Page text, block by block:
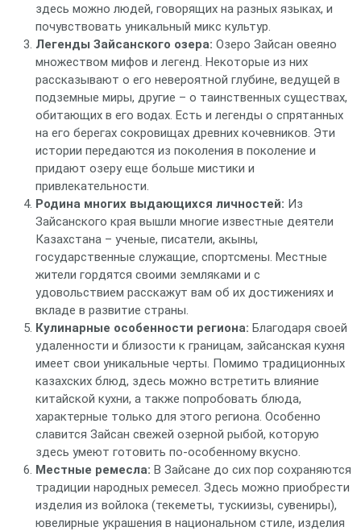
здесь можно людей, говорящих на разных языках, и
почувствовать уникальный микс культур.
Легенды Зайсанского озера: Озеро Зайсан овеяно
множеством мифов и легенд. Некоторые из них
рассказывают о его невероятной глубине, ведущей в
подземные миры, другие – о таинственных существах,
обитающих в его водах. Есть и легенды о спрятанных
на его берегах сокровищах древних кочевников. Эти
истории передаются из поколения в поколение и
придают озеру еще больше мистики и
привлекательности.
Родина многих выдающихся личностей: Из
Зайсанского края вышли многие известные деятели
Казахстана – ученые, писатели, акыны,
государственные служащие, спортсмены. Местные
жители гордятся своими земляками и с
удовольствием расскажут вам об их достижениях и
вкладе в развитие страны.
Кулинарные особенности региона: Благодаря своей
удаленности и близости к границам, зайсанская кухня
имеет свои уникальные черты. Помимо традиционных
казахских блюд, здесь можно встретить влияние
китайской кухни, а также попробовать блюда,
характерные только для этого региона. Особенно
славится Зайсан свежей озерной рыбой, которую
здесь умеют готовить по-особенному вкусно.
Местные ремесла: В Зайсане до сих пор сохраняются
традиции народных ремесел. Здесь можно приобрести
изделия из войлока (текеметы, тускиизы, сувениры),
ювелирные украшения в национальном стиле, изделия